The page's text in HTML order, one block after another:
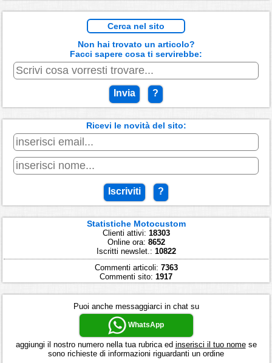
Cerca nel sito
Non hai trovato un articolo?
Facci sapere cosa ti servirebbe:
Invia ?
Ricevi le novità del sito:
Iscriviti ?
Statistiche Motocustom
Clienti attivi: 18303
Online ora: 8652
Iscritti newslet.: 10822
Commenti articoli: 7363
Commenti sito: 1917
Puoi anche messaggiarci in chat su
WhatsApp
aggiungi il nostro numero nella tua rubrica ed inserisci il tuo nomese
sono richieste di informazioni riguardanti un ordine